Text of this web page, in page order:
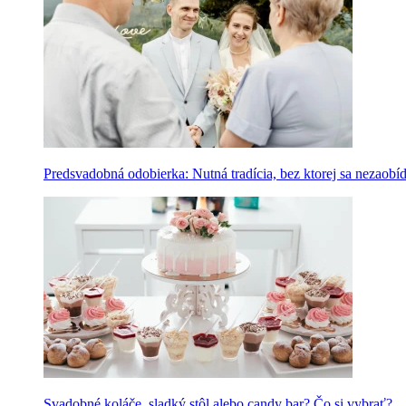
Predsvadobná odobierka: Nutná tradícia, bez ktorej sa